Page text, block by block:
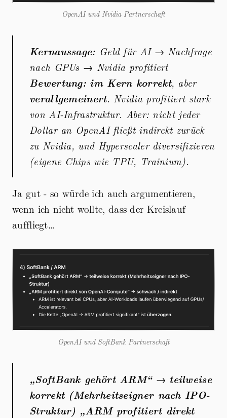
OpenAI und Nvidia Partnerschaft
Kernaussage: Geld für AI → Nachfrage
nach GPUs → Nvidia profitiert
Bewertung: im Kern korrekt, aber
verallgemeinert. Nvidia profitiert stark
von AI-Infrastruktur. Aber: nicht jeder
Dollar an OpenAI fließt indirekt zurück
zu Nvidia, und Hyperscaler diversifizieren
(eigene Chips wie TPU, Trainium).
Ja gut - so würde ich auch argumentieren,
wenn ich nicht wollte, dass der Kreislauf
auffliegt…
OpenAI und SoftBank Partnerschaft
„SoftBank gehört ARM“→ teilweise
korrekt (Mehrheitseigner nach IPO-
Struktur) „ARM profitiert direkt